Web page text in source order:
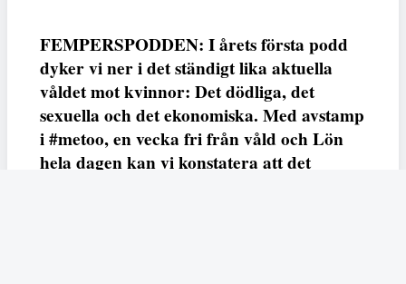
FEMPERSPODDEN: I årets första podd
dyker vi ner i det ständigt lika aktuella
våldet mot kvinnor: Det dödliga, det
sexuella och det ekonomiska. Med avstamp
i #metoo, en vecka fri från våld och Lön
hela dagen kan vi konstatera att det